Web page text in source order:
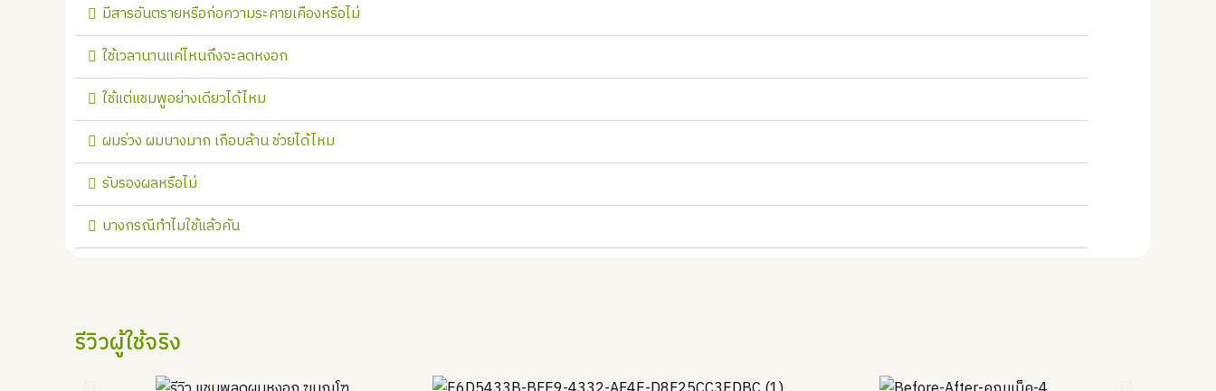
มีสารอันตรายหรือก่อความระคายเคืองหรือไม่
ใช้เวลานานแค่ไหนถึงจะลดหงอก
ใช้แต่แชมพูอย่างเดียวได้ไหม
ผมร่วง ผมบางมาก เกือบล้าน ช่วยได้ไหม
รับรองผลหรือไม่
บางกรณีทำไมใช้แล้วคัน
รีวิวผู้ใช้จริง